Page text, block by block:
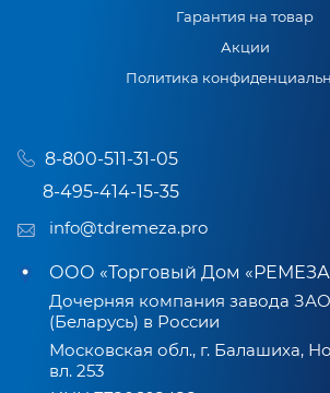
Гарантия на товар
Акции
Политика
8-800-511-31-05
8-495-414-15-35
info@tdremeza.pro
ООО «Торговый Дом
Дочерняя компания завода
(Беларусь) в России
Московская обл., г. Балашиха,
вл. 253